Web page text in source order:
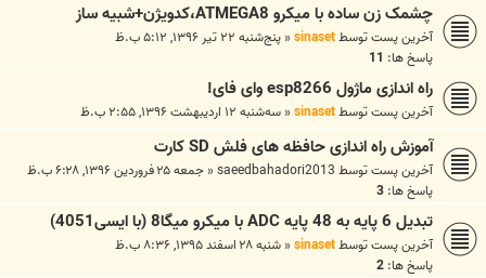
چشمک زن ساده با میکرو ATMEGA8،کدویژن+شبیه ساز
آخرین پست توسطsinaset
« پنج‌شنبه ۲۲ تیر ۱۳۹۶, ۵:۱۲ ب.ظ
پاسخ ها: 11
راه اندازی ماژول esp8266 وای فای!
آخرین پست توسطsinaset
« سه‌شنبه ۱۲ اردیبهشت ۱۳۹۶, ۲:۵۵ ب.ظ
آموزش راه اندازی حافظه های فلش SD کارت
آخرین پست توسط saeedbahadori2013
« جمعه ۲۵ فروردین ۱۳۹۶, ۶:۲۸ ب.ظ
پاسخ ها: 3
تبدیل 6 پایه به 48 پایه ADC با میکرو میگا8 (با ایسی4051)
آخرین پست توسطsinaset
« شنبه ۲۸ اسفند ۱۳۹۵, ۸:۳۶ ب.ظ
پاسخ ها: 2